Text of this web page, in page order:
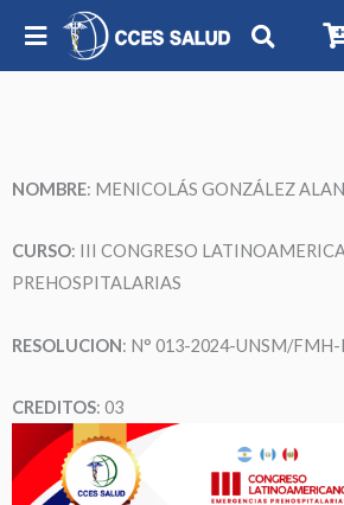
NOMBRE: MENICOLÁS GONZÁLEZ
CURSO: III CONGRESO
PREHOSPITALARIAS
RESOLUCION: N° 013-2024-UNSM/FMH-
CREDITOS: 03